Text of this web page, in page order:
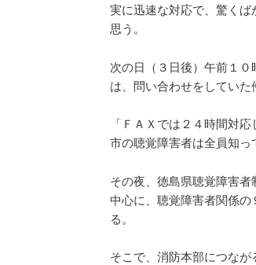
実に迅速な対応で、驚く
思う。
次の日（３日後）午前１
は、問い合わせをしていた
「ＦＡＸでは２４時間対
市の聴覚障害者は全員知っ
その夜、徳島県聴覚障害
中心に、聴覚障害者関係
る。
そこで、消防本部につな